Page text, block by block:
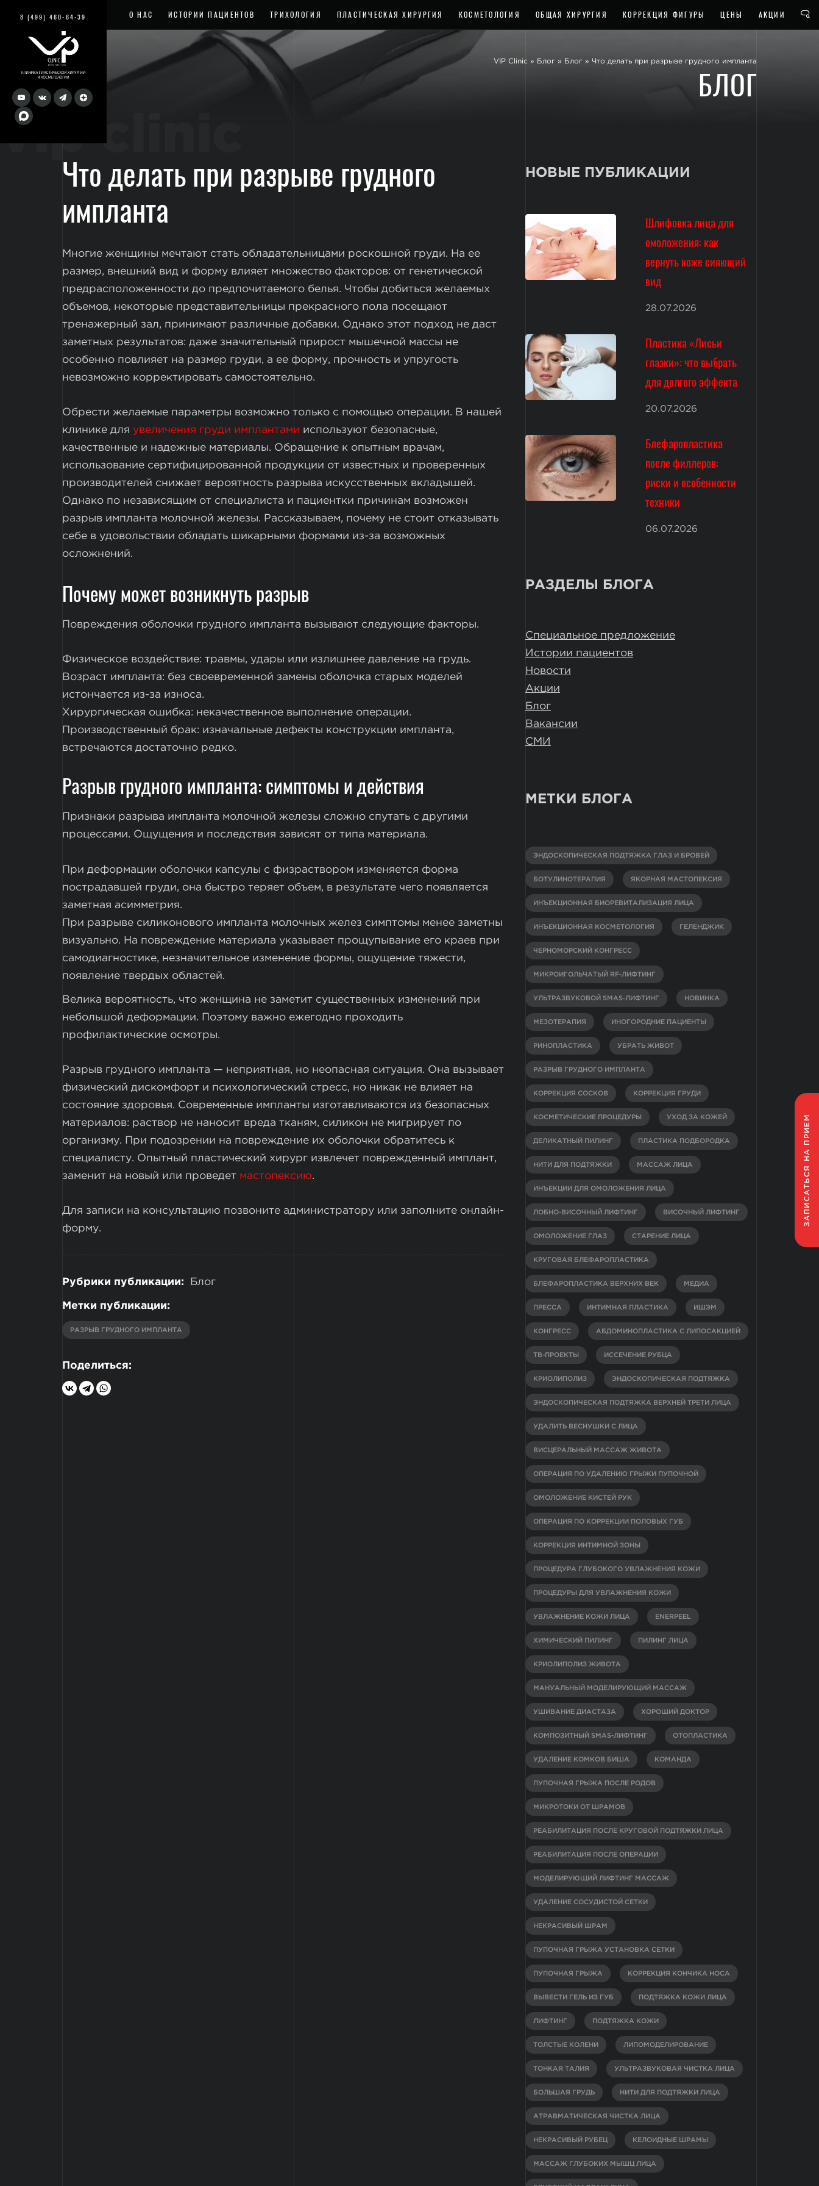
8 (499) 460-64-39
vip clinic
О НАС ИСТОРИИ ПАЦИЕНТОВ ТРИХОЛОГИЯ ПЛАСТИЧЕСКАЯ ХИРУРГИЯ КОСМЕТОЛОГИЯ ОБЩАЯ ХИРУРГИЯ КОРРЕКЦИЯ ФИГУРЫ ЦЕНЫ АКЦИИ
ЗАПИСАТЬСЯ
НА ПРИЕМ
VIP Clinic » Блог » Блог » Что делать при разрыве грудного импланта
БЛОГ
Что делать при разрыве грудного
импланта
Многие женщины мечтают стать обладательницами роскошной груди. На ее
размер, внешний вид и форму влияет множество факторов: от генетической
предрасположенности до предпочитаемого белья. Чтобы добиться желаемых
объемов, некоторые представительницы прекрасного пола посещают
тренажерный зал, принимают различные добавки. Однако этот подход не даст
заметных результатов: даже значительный прирост мышечной массы не
особенно повлияет на размер груди, а ее форму, прочность и упругость
невозможно корректировать самостоятельно.
Обрести желаемые параметры возможно только с помощью операции. В нашей
клинике для увеличения груди имплантами используют безопасные,
качественные и надежные материалы. Обращение к опытным врачам,
использование сертифицированной продукции от известных и проверенных
производителей снижает вероятность разрыва искусственных вкладышей.
Однако по независящим от специалиста и пациентки причинам возможен
разрыв импланта молочной железы. Рассказываем, почему не стоит отказывать
себе в удовольствии обладать шикарными формами из-за возможных
осложнений.
Почему может возникнуть разрыв
Повреждения оболочки грудного импланта вызывают следующие факторы.
Физическое воздействие: травмы, удары или излишнее давление на грудь.
Возраст импланта: без своевременной замены оболочка старых моделей
истончается из-за износа.
Хирургическая ошибка: некачественное выполнение операции.
Производственный брак: изначальные дефекты конструкции импланта,
встречаются достаточно редко.
Разрыв грудного импланта: симптомы и действия
Признаки разрыва импланта молочной железы сложно спутать с другими
процессами. Ощущения и последствия зависят от типа материала.
При деформации оболочки капсулы с физраствором изменяется форма
пострадавшей груди, она быстро теряет объем, в результате чего появляется
заметная асимметрия.
При разрыве силиконового импланта молочных желез симптомы менее заметны
визуально. На повреждение материала указывает прощупывание его краев при
самодиагностике, незначительное изменение формы, ощущение тяжести,
появление твердых областей.
Велика вероятность, что женщина не заметит существенных изменений при
небольшой деформации. Поэтому важно ежегодно проходить
профилактические осмотры.
Разрыв грудного импланта — неприятная, но неопасная ситуация. Она вызывает
физический дискомфорт и психологический стресс, но никак не влияет на
состояние здоровья. Современные импланты изготавливаются из безопасных
материалов: раствор не наносит вреда тканям, силикон не мигрирует по
организму. При подозрении на повреждение их оболочки обратитесь к
специалисту. Опытный пластический хирург извлечет поврежденный имплант,
заменит на новый или проведет мастопексию.
Для записи на консультацию позвоните администратору или заполните онлайн-
форму.
Рубрики публикации: Блог
Метки публикации:
РАЗРЫВ ГРУДНОГО ИМПЛАНТА
Поделиться:
НОВЫЕ ПУБЛИКАЦИИ
Шлифовка лица для
омоложения: как
вернуть коже сияющий
вид
28.07.2026
Пластика «Лисьи
глазки»: что выбрать
для долгого эффекта
20.07.2026
Блефаропластика
после филлеров:
риски и особенности
техники
06.07.2026
РАЗДЕЛЫ БЛОГА
Специальное предложение
Истории пациентов
Новости
Акции
Блог
Вакансии
СМИ
МЕТКИ БЛОГА
ЭНДОСКОПИЧЕСКАЯ ПОДТЯЖКА ГЛАЗ И БРОВЕЙ
БОТУЛИНОТЕРАПИЯ ЯКОРНАЯ МАСТОПЕКСИЯ
ИНЪЕКЦИОННАЯ БИОРЕВИТАЛИЗАЦИЯ ЛИЦА
ИНЪЕКЦИОННАЯ КОСМЕТОЛОГИЯ ГЕЛЕНДЖИК
ЧЕРНОМОРСКИЙ КОНГРЕСС
МИКРОИГОЛЬЧАТЫЙ RF-ЛИФТИНГ
УЛЬТРАЗВУКОВОЙ SMAS-ЛИФТИНГ НОВИНКА
МЕЗОТЕРАПИЯ ИНОГОРОДНИЕ ПАЦИЕНТЫ
РИНОПЛАСТИКА УБРАТЬ ЖИВОТ
РАЗРЫВ ГРУДНОГО ИМПЛАНТА
КОРРЕКЦИЯ СОСКОВ КОРРЕКЦИЯ ГРУДИ
КОСМЕТИЧЕСКИЕ ПРОЦЕДУРЫ УХОД ЗА КОЖЕЙ
ДЕЛИКАТНЫЙ ПИЛИНГ ПЛАСТИКА ПОДБОРОДКА
НИТИ ДЛЯ ПОДТЯЖКИ МАССАЖ ЛИЦА
ИНЪЕКЦИИ ДЛЯ ОМОЛОЖЕНИЯ ЛИЦА
ЛОБНО-ВИСОЧНЫЙ ЛИФТИНГ ВИСОЧНЫЙ ЛИФТИНГ
ОМОЛОЖЕНИЕ ГЛАЗ СТАРЕНИЕ ЛИЦА
КРУГОВАЯ БЛЕФАРОПЛАСТИКА
БЛЕФАРОПЛАСТИКА ВЕРХНИХ ВЕК МЕДИА
ПРЕССА ИНТИМНАЯ ПЛАСТИКА ИШЭМ
КОНГРЕСС АБДОМИНОПЛАСТИКА С ЛИПОСАКЦИЕЙ
ТВ-ПРОЕКТЫ ИССЕЧЕНИЕ РУБЦА
КРИОЛИПОЛИЗ ЭНДОСКОПИЧЕСКАЯ ПОДТЯЖКА
ЭНДОСКОПИЧЕСКАЯ ПОДТЯЖКА ВЕРХНЕЙ ТРЕТИ ЛИЦА
УДАЛИТЬ ВЕСНУШКИ С ЛИЦА
ВИСЦЕРАЛЬНЫЙ МАССАЖ ЖИВОТА
ОПЕРАЦИЯ ПО УДАЛЕНИЮ ГРЫЖИ ПУПОЧНОЙ
ОМОЛОЖЕНИЕ КИСТЕЙ РУК
ОПЕРАЦИЯ ПО КОРРЕКЦИИ ПОЛОВЫХ ГУБ
КОРРЕКЦИЯ ИНТИМНОЙ ЗОНЫ
ПРОЦЕДУРА ГЛУБОКОГО УВЛАЖНЕНИЯ КОЖИ
ПРОЦЕДУРЫ ДЛЯ УВЛАЖНЕНИЯ КОЖИ
УВЛАЖНЕНИЕ КОЖИ ЛИЦА ENERPEEL
ХИМИЧЕСКИЙ ПИЛИНГ ПИЛИНГ ЛИЦА
КРИОЛИПОЛИЗ ЖИВОТА
МАНУАЛЬНЫЙ МОДЕЛИРУЮЩИЙ МАССАЖ
УШИВАНИЕ ДИАСТАЗА ХОРОШИЙ ДОКТОР
КОМПОЗИТНЫЙ SMAS-ЛИФТИНГ ОТОПЛАСТИКА
УДАЛЕНИЕ КОМКОВ БИША КОМАНДА
ПУПОЧНАЯ ГРЫЖА ПОСЛЕ РОДОВ
МИКРОТОКИ ОТ ШРАМОВ
РЕАБИЛИТАЦИЯ ПОСЛЕ КРУГОВОЙ ПОДТЯЖКИ ЛИЦА
РЕАБИЛИТАЦИЯ ПОСЛЕ ОПЕРАЦИИ
МОДЕЛИРУЮЩИЙ ЛИФТИНГ МАССАЖ
УДАЛЕНИЕ СОСУДИСТОЙ СЕТКИ
НЕКРАСИВЫЙ ШРАМ
ПУПОЧНАЯ ГРЫЖА УСТАНОВКА СЕТКИ
ПУПОЧНАЯ ГРЫЖА КОРРЕКЦИЯ КОНЧИКА НОСА
ВЫВЕСТИ ГЕЛЬ ИЗ ГУБ ПОДТЯЖКА КОЖИ ЛИЦА
ЛИФТИНГ ПОДТЯЖКА КОЖИ
ТОЛСТЫЕ КОЛЕНИ ЛИПОМОДЕЛИРОВАНИЕ
ТОНКАЯ ТАЛИЯ УЛЬТРАЗВУКОВАЯ ЧИСТКА ЛИЦА
БОЛЬШАЯ ГРУДЬ НИТИ ДЛЯ ПОДТЯЖКИ ЛИЦА
АТРАВМАТИЧЕСКАЯ ЧИСТКА ЛИЦА
НЕКРАСИВЫЙ РУБЕЦ КЕЛОИДНЫЕ ШРАМЫ
МАССАЖ ГЛУБОКИХ МЫШЦ ЛИЦА